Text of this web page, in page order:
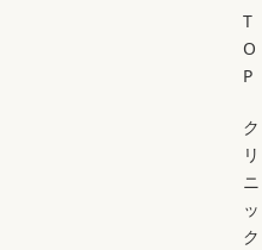
T
O
P
ク
リ
ニ
ッ
ク